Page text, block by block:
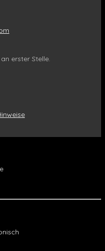
erster Stelle.